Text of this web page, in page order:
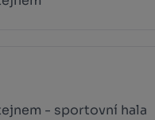
- sportovní hala